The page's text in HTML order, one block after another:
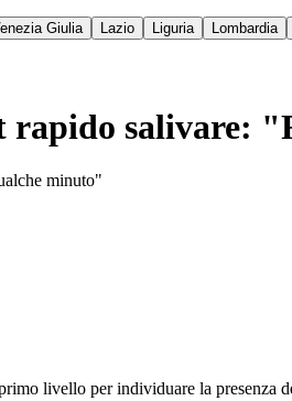
Giulia Lazio Liguria Lombardia
rapido salivare:
minuto"
livello per individuare la presenza